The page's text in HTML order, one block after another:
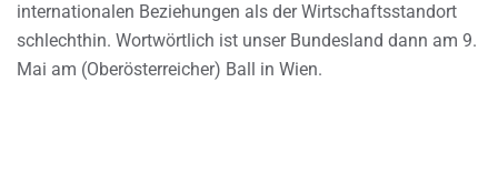
internationalen Beziehungen als der Wirtschaftsstandort
schlechthin. Wortwörtlich ist unser Bundesland dann am 9.
Mai am (Oberösterreicher) Ball in Wien.